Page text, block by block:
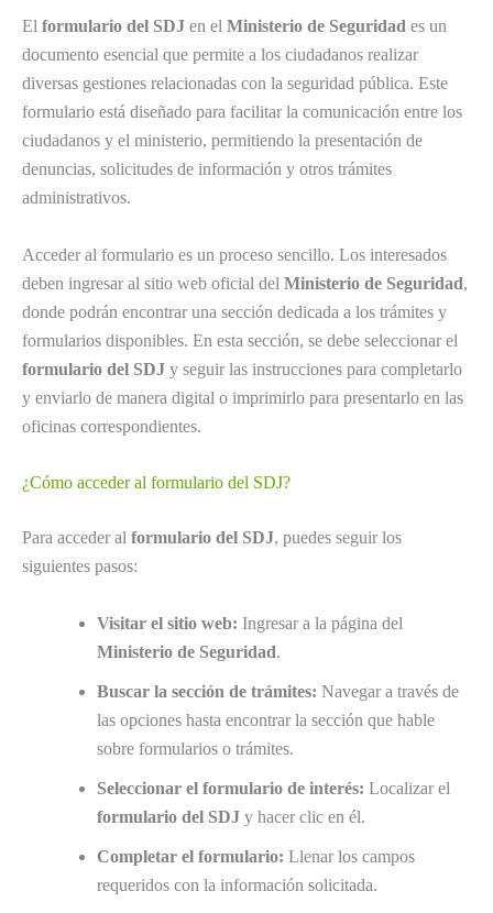
El formulario del SDJ en el Ministerio de Seguridad es un
documento esencial que permite a los ciudadanos realizar
diversas gestiones relacionadas con la seguridad pública. Este
formulario está diseñado para facilitar la comunicación entre los
ciudadanos y el ministerio, permitiendo la presentación de
denuncias, solicitudes de información y otros trámites
administrativos.
Acceder al formulario es un proceso sencillo. Los interesados
deben ingresar al sitio web oficial del Ministerio de Seguridad,
donde podrán encontrar una sección dedicada a los trámites y
formularios disponibles. En esta sección, se debe seleccionar el
formulario del SDJ y seguir las instrucciones para completarlo
y enviarlo de manera digital o imprimirlo para presentarlo en las
oficinas correspondientes.
¿Cómo acceder al formulario del SDJ?
Para acceder al formulario del SDJ, puedes seguir los
siguientes pasos:
Visitar el sitio web: Ingresar a la página del
Ministerio de Seguridad.
Buscar la sección de trámites: Navegar a través de
las opciones hasta encontrar la sección que hable
sobre formularios o trámites.
Seleccionar el formulario de interés: Localizar el
formulario del SDJ y hacer clic en él.
Completar el formulario: Llenar los campos
requeridos con la información solicitada.